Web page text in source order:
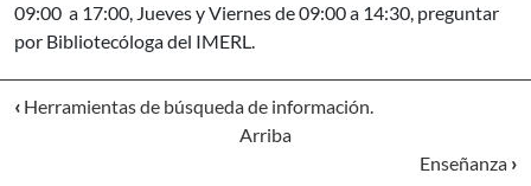
09:00 a 17:00, Jueves y Viernes de 09:00 a 14:30, preguntar
por Bibliotecóloga del IMERL.
‹ Herramientas de búsqueda de información.
Arriba
Enseñanza ›